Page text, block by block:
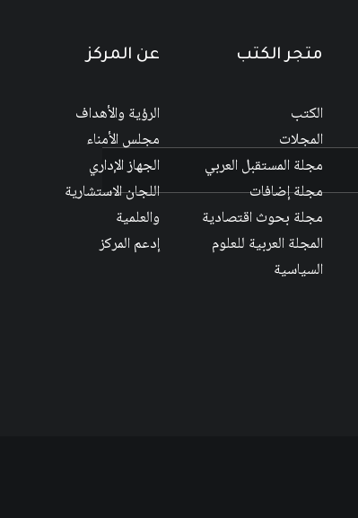
متجر الكتب
الكتب
المجلات
مجلة المستقبل العربي
مجلة إضافات
مجلة بحوث اقتصادية
المجلة العربية للعلوم
السياسية
عن المركز
الرؤية والأهداف
مجلس الأمناء
الجهاز الإداري
اللجان الاستشارية
والعلمية
إدعم المركز